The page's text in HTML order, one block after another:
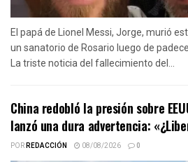
El papá de Lionel Messi, Jorge, murió
un sanatorio de Rosario luego de
La triste noticia del fallecimiento del...
China redobló la presión sobre
lanzó una dura advertencia:
PORREDACCIÓN 08/08/2026 0